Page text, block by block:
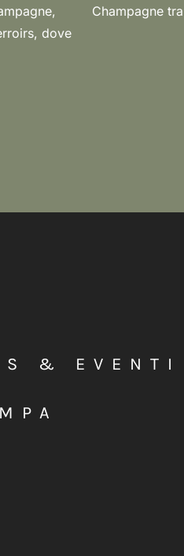
dove
Champagne
& EVENTI